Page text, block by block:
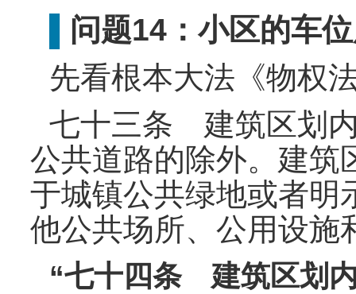
问题14：小区的车
先看根本大法《物权
七十三条 建筑区划
公共道路的除外。建筑
于城镇公共绿地或者明
他公共场所、公用设施
“七十四条 建筑区划